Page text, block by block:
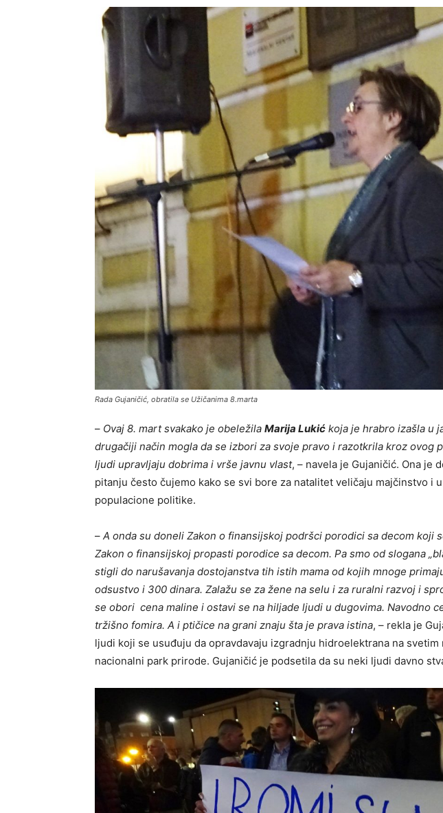
Rada Gujaničić, obratila se Užičanima 8.marta
– Ovaj 8. mart svakako je obeležila Marija Lukić koja je hrabro izašla u
drugačiji način mogla da se izbori za svoje pravo i razotkrila kroz ovog
ljudi upravljaju dobrima i vrše javnu vlast, – navela je Gujaničić. Ona je
pitanju često čujemo kako se svi bore za natalitet veličaju majčinstvo i
populacione politike.
– A onda su doneli Zakon o finansijskoj podršci porodici sa decom koji
Zakon o finansijskoj propasti porodice sa decom. Pa smo od slogana
stigli do narušavanja dostojanstva tih istih mama od kojih mnoge
odsustvo i 300 dinara. Zalažu se za žene na selu i za ruralni razvoj i
se obori cena maline i ostavi se na hiljade ljudi u dugovima. Navodno
tržišno fomira. A i ptičice na grani znaju šta je prava istina, – rekla je
ljudi koji se usuđuju da opravdavaju izgradnju hidroelektrana na svetim
nacionalni park prirode. Gujaničić je podsetila da su neki ljudi davno